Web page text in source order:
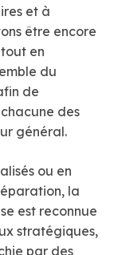
et à
être encore
en
du
de
des
général.
ou en
la
est reconnue
stratégiques,
par des